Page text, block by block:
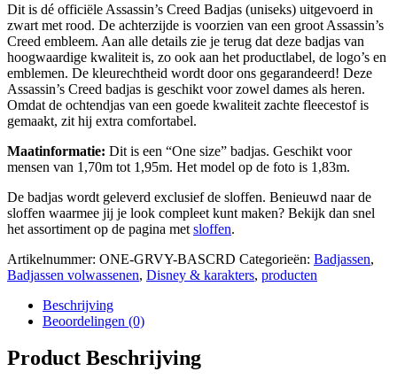
Dit is dé officiële Assassin’s Creed Badjas (uniseks) uitgevoerd in
zwart met rood. De achterzijde is voorzien van een groot Assassin’s
Creed embleem. Aan alle details zie je terug dat deze badjas van
hoogwaardige kwaliteit is, zo ook aan het productlabel, de logo’s en
emblemen. De kleurechtheid wordt door ons gegarandeerd! Deze
Assassin’s Creed badjas is geschikt voor zowel dames als heren.
Omdat de ochtendjas van een goede kwaliteit zachte fleecestof is
gemaakt, zit hij extra comfortabel.
Maatinformatie: Dit is een “One size” badjas. Geschikt voor
mensen van 1,70m tot 1,95m. Het model op de foto is 1,83m.
De badjas wordt geleverd exclusief de sloffen. Benieuwd naar de
sloffen waarmee jij je look compleet kunt maken? Bekijk dan snel
het assortiment op de pagina met sloffen.
Artikelnummer: ONE-GRVY-BASCRD Categorieën: Badjassen,
Badjassen volwassenen, Disney & karakters, producten
Beschrijving
Beoordelingen (0)
Product Beschrijving